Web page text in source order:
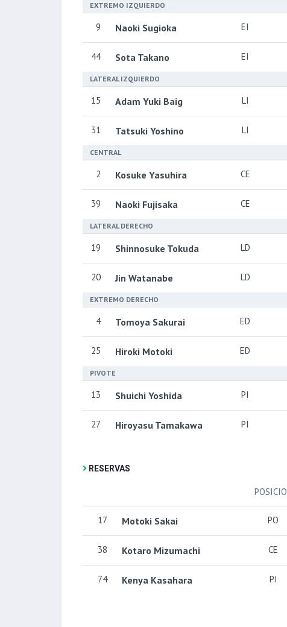
EXTREMO IZQUIERDO
9 Naoki Sugioka EI
44 Sota Takano EI
LATERAL IZQUIERDO
15 Adam Yuki Baig LI
31 Tatsuki Yoshino LI
CENTRAL
2 Kosuke Yasuhira CE
39 Naoki Fujisaka CE
LATERAL DERECHO
19 Shinnosuke Tokuda LD
20 Jin Watanabe LD
EXTREMO DERECHO
4 Tomoya Sakurai ED
25 Hiroki Motoki ED
PIVOTE
13 Shuichi Yoshida PI
27 Hiroyasu Tamakawa PI
RESERVAS
17 Motoki Sakai PO
38 Kotaro Mizumachi CE
74 Kenya Kasahara PI